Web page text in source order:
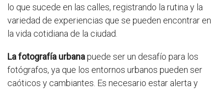
lo que sucede en las calles, registrando la rutina y la
variedad de experiencias que se pueden encontrar en
la vida cotidiana de la ciudad.
La fotografía urbanapuede ser un desafío para los
fotógrafos, ya que los entornos urbanos pueden ser
caóticos y cambiantes. Es necesario estar alerta y